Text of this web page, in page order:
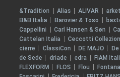
&Tradition Alias ALIVAR
B&B Italia
Barovier & Toso
Cappellini
Carl Hansen & Søn
Cattelan Italia
Ceccotti
cierre
ClassiCon DE MAJO
de Sede
driade edra
FIAM
FLEXFORM
FLOS Flou